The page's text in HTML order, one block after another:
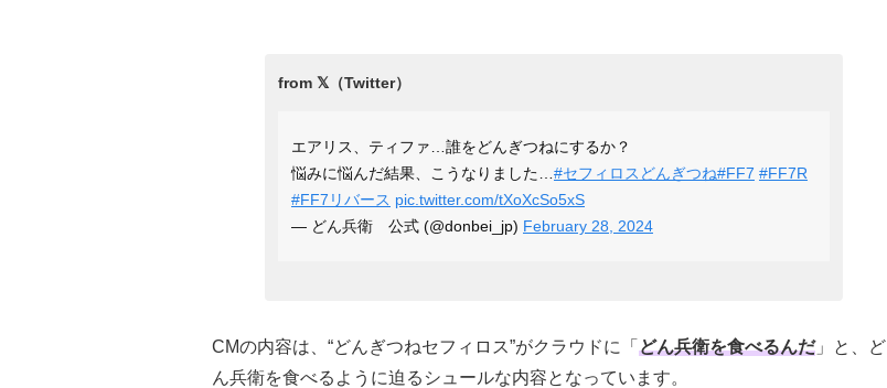
エアリス、ティファ…誰をどんぎつねにするか？
悩みに悩んだ結果、こうなりました… #セフィロスどんぎつね#FF7 #FF7R
#FF7リバース pic.twitter.com/tXoXcSo5xS
— どん兵衛 公式 (@donbei_jp) February 28, 2024
CMの内容は、“どんぎつねセフィロス”がクラウドに「 どん兵衛を食べるんだ」と、ど
ん兵衛を食べるように迫るシュールな内容となっています。